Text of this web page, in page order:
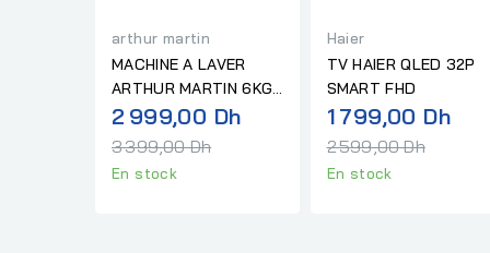
arthur martin
MACHINE A LAVER
ARTHUR MARTIN 6KG
1200TR DARK GREY
2 999,00 DhPrix
3 399,00 Dh
En stock
Haier
TV HAIER QLED 32P
SMART FHD
1 799,00 DhPrix
2 599,00 Dh
En stock